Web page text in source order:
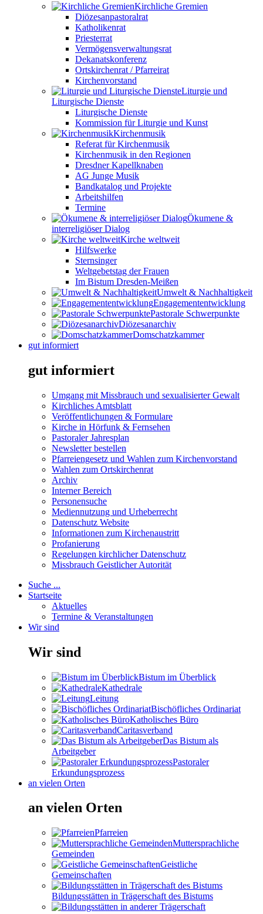
Kirchliche Gremien
Diözesanpastoralrat
Katholikenrat
Priesterrat
Vermögensverwaltungsrat
Dekanatskonferenz
Ortskirchenrat / Pfarreirat
Kirchenvorstand
Liturgie und
Liturgische Dienste
Liturgische Dienste
Kommission für Liturgie und Kunst
Kirchenmusik
Referat für Kirchenmusik
Kirchenmusik in den Regionen
Dresdner Kapellknaben
AG Junge Musik
Bandkatalog und Projekte
Arbeitshilfen
Termine
Ökumene &
interreligiöser Dialog
Kirche weltweit
Hilfswerke
Sternsinger
Weltgebetstag der Frauen
Im Bistum Dresden-Meißen
Umwelt & Nachhaltigkeit
Engagemententwicklung
Pastorale Schwerpunkte
Diözesanarchiv
Domschatzkammer
gut informiert
gut informiert
Umgang mit Missbrauch und sexualisierter Gewalt
Kirchliches Amtsblatt
Veröffentlichungen & Formulare
Kirche in Hörfunk & Fernsehen
Pastoraler Jahresplan
Newsletter bestellen
Pfarreiengesetz und Wahlen zum Kirchenvorstand
Wahlen zum Ortskirchenrat
Archiv
Interner Bereich
Personensuche
Mediennutzung und Urheberrecht
Datenschutz Website
Informationen zum Kirchenaustritt
Profanierung
Regelungen kirchlicher Datenschutz
Missbrauch Geistlicher Autorität
Suche ...
Startseite
Aktuelles
Termine & Veranstaltungen
Wir sind
Wir sind
Bistum im Überblick
Kathedrale
Leitung
Bischöfliches Ordinariat
Katholisches Büro
Caritasverband
Das Bistum als
Arbeitgeber
Pastoraler
Erkundungsprozess
an vielen Orten
an vielen Orten
Pfarreien
Muttersprachliche
Gemeinden
Geistliche
Gemeinschaften
Bildungsstätten in Trägerschaft des Bistums